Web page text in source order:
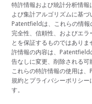
特許情報および統計分析情報
よび集計アルゴリズムに基づ
Patentfieldは、これらの情報
完全性、信頼性、およびエラ
とを保証するものではあり
許情報の内容は、Patentfield
告なしに変更、削除される可
これらの特許情報の使用は
規約とプライバシーポリシー
す。